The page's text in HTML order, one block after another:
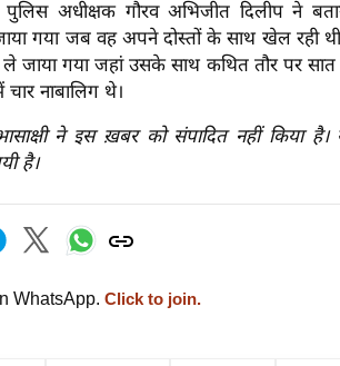
पुलिस अधीक्षक गौरव अभिजीत दिलीप ने
गया जब वह अपने दोस्तों के साथ खेल रही
जाया गया जहां उसके साथ कथित तौर पर सात
नाबालिग थे।
ने इस ख़बर को संपादित नहीं किया
है।
WhatsApp. Click to join.